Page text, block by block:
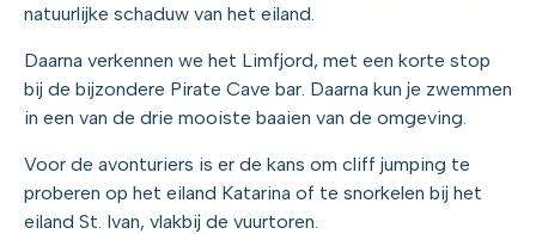
natuurlijke schaduw van het eiland.
Daarna verkennen we het Limfjord, met een korte stop
bij de bijzondere Pirate Cave bar. Daarna kun je zwemmen
in een van de drie mooiste baaien van de omgeving.
Voor de avonturiers is er de kans om cliff jumping te
proberen op het eiland Katarina of te snorkelen bij het
eiland St. Ivan, vlakbij de vuurtoren.